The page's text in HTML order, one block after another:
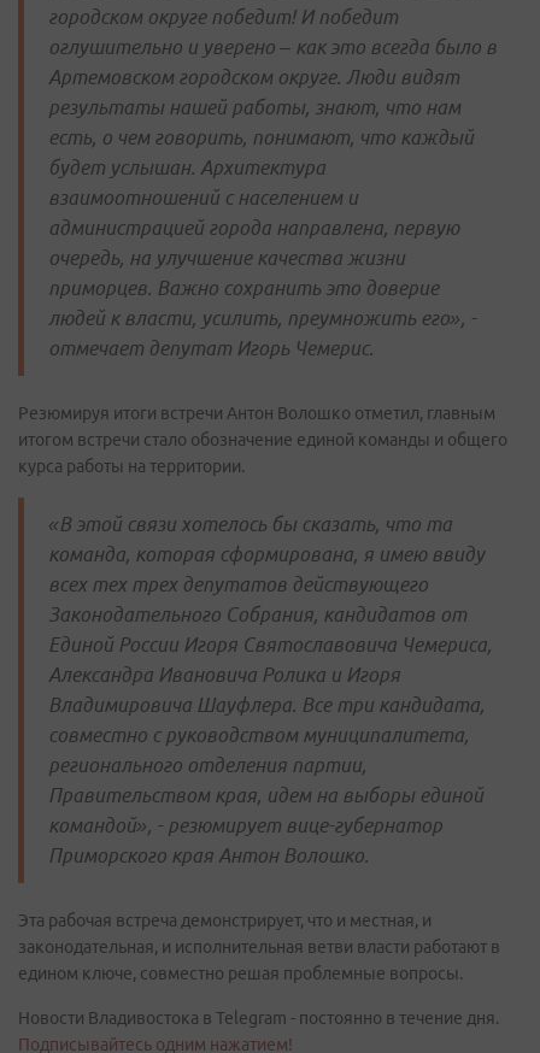
городском округе победит! И победит
оглушительно и уверено – как это всегда было в
Артемовском городском округе. Люди видят
результаты нашей работы, знают, что нам
есть, о чем говорить, понимают, что каждый
будет услышан. Архитектура
взаимоотношений с населением и
администрацией города направлена, первую
очередь, на улучшение качества жизни
приморцев. Важно сохранить это доверие
людей к власти, усилить, преумножить его», -
отмечает депутат Игорь Чемерис.
Резюмируя итоги встречи Антон Волошко отметил, главным
итогом встречи стало обозначение единой команды и общего
курса работы на территории.
«В этой связи хотелось бы сказать, что та
команда, которая сформирована, я имею ввиду
всех тех трех депутатов действующего
Законодательного Собрания, кандидатов от
Единой России Игоря Святославовича Чемериса,
Александра Ивановича Ролика и Игоря
Владимировича Шауфлера. Все три кандидата,
совместно с руководством муниципалитета,
регионального отделения партии,
Правительством края, идем на выборы единой
командой», - резюмирует вице-губернатор
Приморского края Антон Волошко.
Эта рабочая встреча демонстрирует, что и местная, и
законодательная, и исполнительная ветви власти работают в
едином ключе, совместно решая проблемные вопросы.
Новости Владивостока в Telegram - постоянно в течение дня.
Подписывайтесь одним нажатием!